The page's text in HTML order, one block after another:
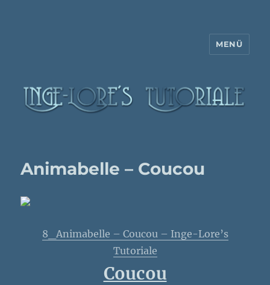
MENÜ
Animabelle – Coucou
8_Animabelle – Coucou – Inge-Lore’s
Tutoriale
Coucou